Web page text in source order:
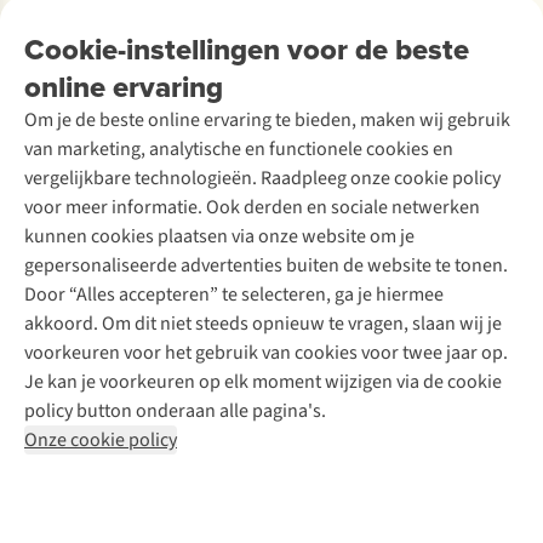
Cookie-instellingen voor de beste
online ervaring
Om je de beste online ervaring te bieden, maken wij gebruik
van marketing, analytische en functionele cookies en
vergelijkbare technologieën. Raadpleeg onze cookie policy
voor meer informatie. Ook derden en sociale netwerken
kunnen cookies plaatsen via onze website om je
gepersonaliseerde advertenties buiten de website te tonen.
Door “Alles accepteren” te selecteren, ga je hiermee
akkoord. Om dit niet steeds opnieuw te vragen, slaan wij je
voorkeuren voor het gebruik van cookies voor twee jaar op.
Je kan je voorkeuren op elk moment wijzigen via de cookie
policy button onderaan alle pagina's.
Onze cookie policy
Garantie
Contact
Onze winkels
Over A.S.Adventure
Toegankelijkheidsverklaring
Ski-onderhoud
Wasservice
Schoenonderhoud
Schoenherstelling
Kledingherstelling
Retouches
Voor bedrijven
A.S.Magazine
Podcast
Explore Academy
Explore Camp
Gear Check
Inspiratie & advies
Meld je aan voor de nieuwsbrief
Follow us
Disclaimer Privacy Policy
Algemene voorwaarden
Cookie Policy